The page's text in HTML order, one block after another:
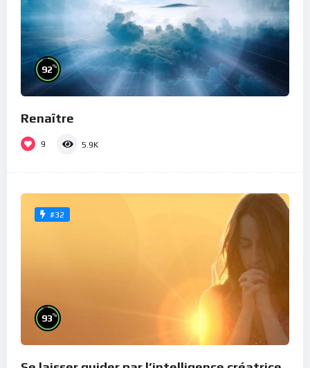
92%
Renaître
9 5.9K
#32
93%